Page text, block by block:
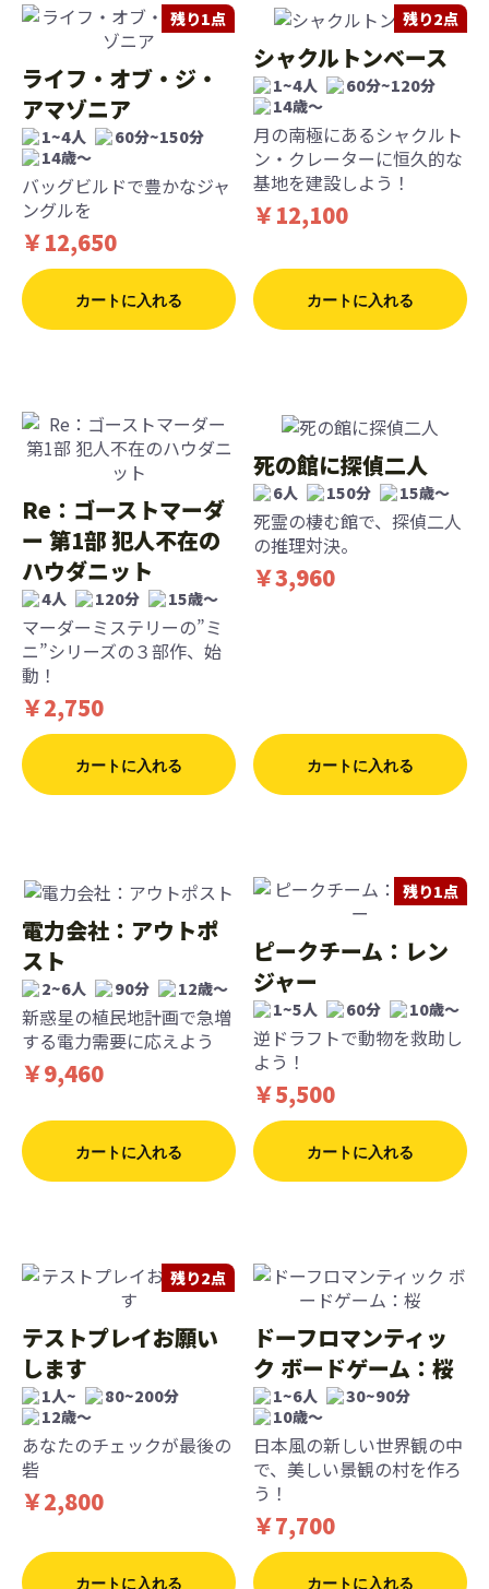
残り1点
ライフ・オブ・ジ・
アマゾニア
1~4人
60分~150分
14歳〜
バッグビルドで豊かなジャ
ングルを
￥12,650
カートに入れる
残り2点
シャクルトンベース
1~4人
60分~120分
14歳〜
月の南極にあるシャクルト
ン・クレーターに恒久的な
基地を建設しよう！
￥12,100
カートに入れる
Re：ゴーストマーダ
ー 第1部 犯人不在の
ハウダニット
4人 120分 15歳〜
マーダーミステリーの”ミ
ニ”シリーズの３部作、始
動！
￥2,750
カートに入れる
死の館に探偵二人
6人 150分 15歳〜
死霊の棲む館で、探偵二人
の推理対決。
￥3,960
カートに入れる
電力会社：アウトポ
スト
2~6人 90分 12歳〜
新惑星の植民地計画で急増
する電力需要に応えよう
￥9,460
カートに入れる
残り1点
ピークチーム：レン
ジャー
1~5人 60分 10歳〜
逆ドラフトで動物を救助し
よう！
￥5,500
カートに入れる
残り2点
テストプレイお願い
します
1人~
80~200分
12歳〜
あなたのチェックが最後の
砦
￥2,800
カートに入れる
ドーフロマンティッ
ク ボードゲーム：桜
1~6人
30~90分
10歳〜
日本風の新しい世界観の中
で、美しい景観の村を作ろ
う！
￥7,700
カートに入れる